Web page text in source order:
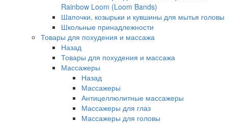
Rainbow Loom (Loom Bands)
Шапочки, козырьки и кувшины для мытья головы
Школьные принадлежности
Товары для похудения и массажа
Назад
Товары для похудения и массажа
Массажеры
Назад
Массажеры
Антицеллюлитные массажеры
Массажеры для глаз
Массажеры для головы